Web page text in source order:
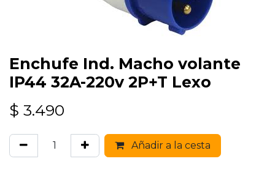
Enchufe Ind. Macho volante
IP44 32A-220v 2P+T Lexo
$ 3.490
Añadir a la cesta